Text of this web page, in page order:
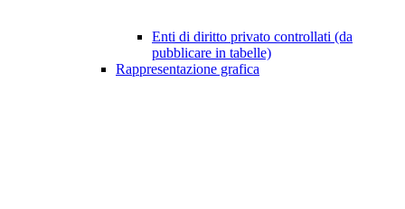
Enti di diritto privato controllati (da
pubblicare in tabelle)
Rappresentazione grafica